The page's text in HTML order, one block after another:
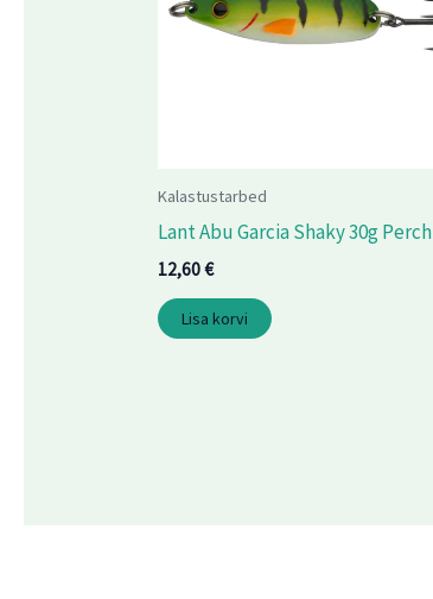
Kalastustarbed
Lant Abu Garcia Shaky 30g Perch
12,60€
Lisa korvi